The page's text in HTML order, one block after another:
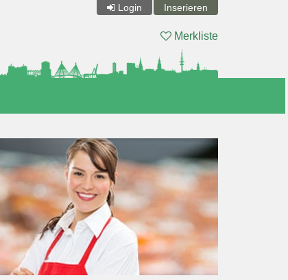
Login Inserieren
Merkliste